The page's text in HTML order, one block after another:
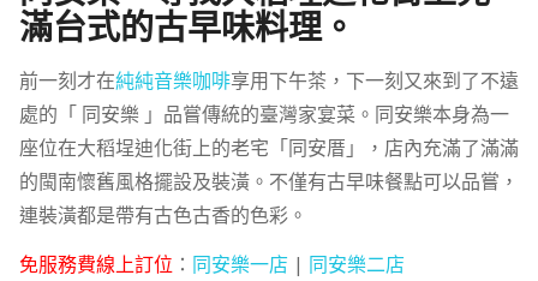
滿台式的古早味料理。
前一刻才在純純音樂咖啡享用下午茶，下一刻又來到了不遠
處的「 同安樂 」品嘗傳統的臺灣家宴菜。同安樂本身為一
座位在大稻埕迪化街上的老宅「同安厝」，店內充滿了滿滿
的閩南懷舊風格擺設及裝潢。不僅有古早味餐點可以品嘗，
連裝潢都是帶有古色古香的色彩。
免服務費線上訂位 ： 同安樂一店| 同安樂二店